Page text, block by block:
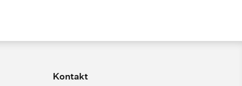
Kontakt